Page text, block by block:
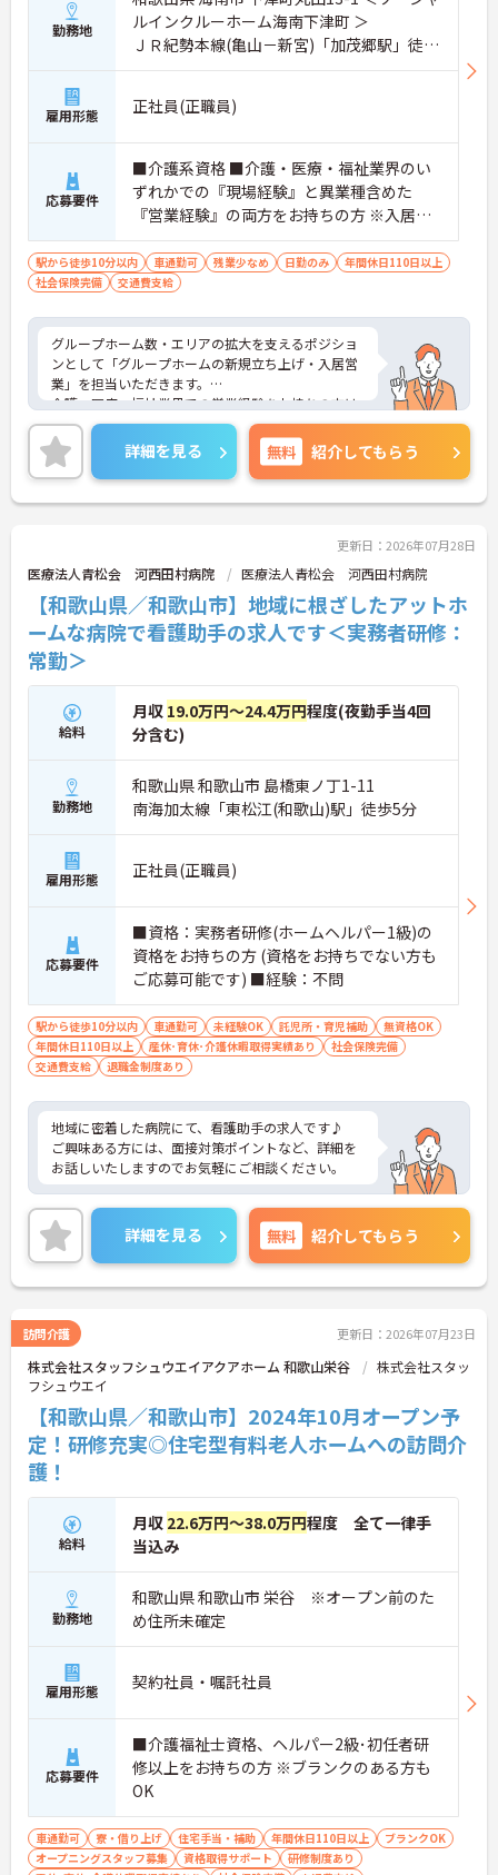
勤務地
ルインクルーホーム海南下津町 ＞
ＪＲ紀勢本線(亀山－新宮)「加茂郷駅」徒歩
1分
雇用形態 正社員(正職員)
応募要件
■介護系資格 ■介護・医療・福祉業界のい
ずれかでの『現場経験』と異業種含めた
『営業経験』の両方をお持ちの方 ※入居営
業の経験（施設長兼任可）必須 ※介護・医
療・福祉業界での営業経験お持ちの方はも
ちろん大歓迎 ※入居相談員の経験、施設管
務の経験がある方歓迎 ■普通自動車免許(AT
限定可)
駅から徒歩10分以内 車通勤可 残業少なめ 日勤のみ
年間休日110日以上
社会保険完備
交通費支給
グループホーム数・エリアの拡大を支えるポジショ
ンとして「グループホームの新規立ち上げ・入居営
業」を担当いただきます。
介護・医療・福祉業界での営業経験をお持ちの方は
もちろん、入居相談員の経験、採用業務やマネジメ
ント経験のある方も即戦力としてご活躍いただま
す。子育て中の方も無理なく働ける環境です。年間
休日120日あり、ワークライフバランスも大切にし
ていただます。
に詳細をお話しいたしますのでお気軽にご相談くだ
詳細を見る 無料 紹介してもらう
更新日：2026年07月28日
医療法人青松会 河西田村病院 医療法人青松会 河西田村病院
【和歌山県／和歌山市】地域に根ざしたアットホ
ームな病院で看護助手の求人です＜実務者研修：
常勤＞
給料
月収 19.0万円～24.4万円程度(夜勤手当4回
分含む)
勤務地
和歌山県 和歌山市 島橋東ノ丁1-11
南海加太線「東松江(和歌山)駅」徒歩5分
雇用形態 正社員(正職員)
応募要件
■資格：実務者研修(ホームヘルパー1級)の
資格をお持ちの方 (資格をお持ちでない方も
ご応募可能です) ■経験：不問
駅から徒歩10分以内 車通勤可 未経験OK 託児所・育児補助
無資格OK
年間休日110日以上
産休･育休･介護休暇取得実績あり
社会保険完備
交通費支給
退職金制度あり
地域に密着した病院にて、看護助手の求人です♪
ご興味ある方には、面接対策ポイントなど、詳細を
お話しいたしますのでお気軽にご相談ください。
詳細を見る 無料 紹介してもらう
訪問介護 更新日：2026年07月23日
株式会社スタッフシュウエイアクアホーム 和歌山栄谷
株式会社スタッ
フシュウエイ
【和歌山県／和歌山市】2024年10月オープン予
定！研修充実◎住宅型有料老人ホームへの訪問介
護！
給料
月収 22.6万円～38.0万円程度 全て一律手
当込み
勤務地
和歌山県 和歌山市 栄谷 ※オープン前のた
め住所未確定
雇用形態 契約社員・嘱託社員
応募要件
■介護福祉士資格、ヘルパー2級･初任者研
修以上をお持ちの方 ※ブランクのある方も
OK
車通勤可 寮・借り上げ 住宅手当・補助 年間休日110日以上
ブランクOK
オープニングスタッフ募集
資格取得サポート
研修制度あり